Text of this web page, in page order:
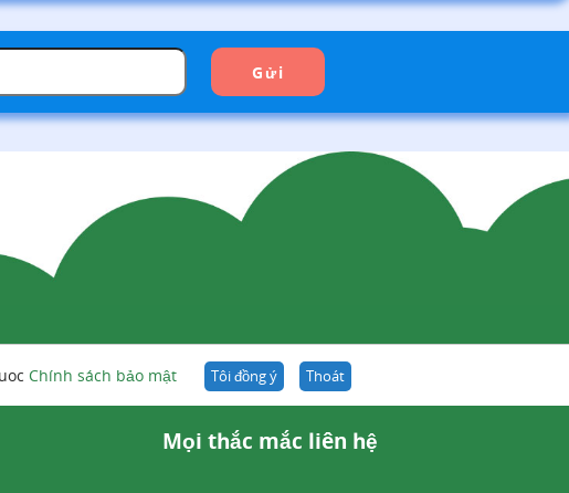
Gửi
Chính sách bảo mật Tôi đồng ý Thoát
Mọi thắc mắc liên hệ